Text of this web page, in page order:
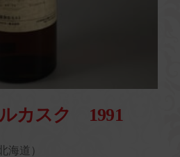
カスク 1991
海道）